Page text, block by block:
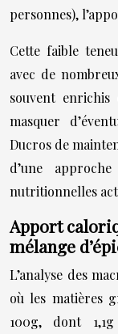
personnes),
Cette faible
avec de
souvent
masquer
Ducros de
d’une
nutritionnelles
Apport
mélange
L’analyse des
où les matières
100g, dont